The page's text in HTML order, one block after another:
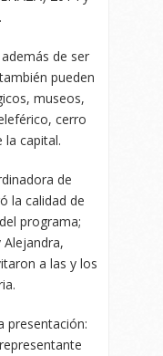
de ser
pueden
museos,
cerro
la capital.
de
la calidad de
programa;
Alejandra,
a las y los
presentación: